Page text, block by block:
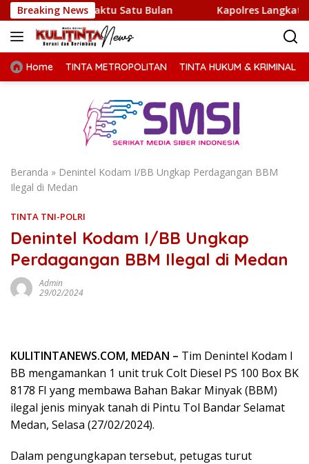
Langsung
ke
konten
Breaking News
Waktu Satu Bulan Kapolres Langkat Ajak Warga
Home TINTA METROPOLITAN TINTA HUKUM & KRIMINAL
Beranda » Denintel Kodam I/BB Ungkap Perdagangan BBM
Ilegal di Medan
TINTA TNI-POLRI
Denintel Kodam I/BB Ungkap
Perdagangan BBM Ilegal di Medan
Admin
29/02/2024
KULITINTANEWS.COM, MEDAN – Tim Denintel Kodam I
BB mengamankan 1 unit truk Colt Diesel PS 100 Box BK
8178 FI yang membawa Bahan Bakar Minyak (BBM)
ilegal jenis minyak tanah di Pintu Tol Bandar Selamat
Medan, Selasa (27/02/2024).
Dalam pengungkapan tersebut, petugas turut